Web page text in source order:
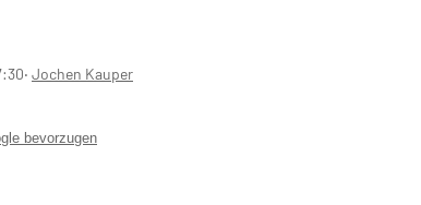
‧ Jochen Kauper
bevorzugen